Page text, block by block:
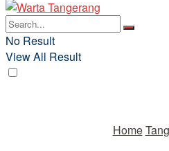
No Result
View All Result
Home